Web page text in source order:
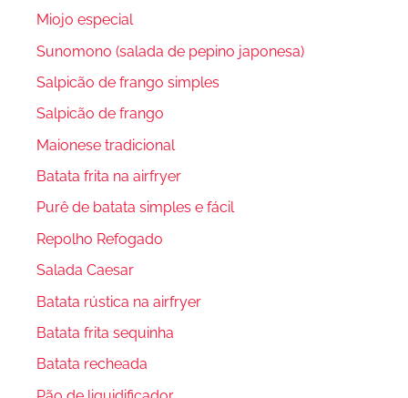
Miojo especial
Sunomono (salada de pepino japonesa)
Salpicão de frango simples
Salpicão de frango
Maionese tradicional
Batata frita na airfryer
Purê de batata simples e fácil
Repolho Refogado
Salada Caesar
Batata rústica na airfryer
Batata frita sequinha
Batata recheada